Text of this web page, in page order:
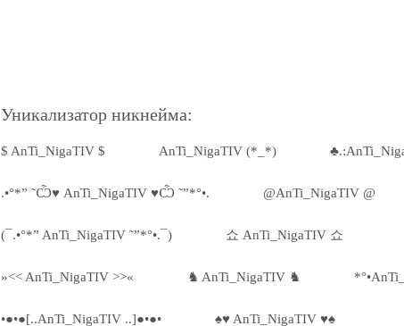
Уникализатор никнейма:
$ AnTi_NigaTIV $ AnTi_NigaTIV (*_*)
.•°*” ˜Ѽ♥ AnTi_NigaTIV ♥Ѽ ˜”*°•. @AnTi_NigaTIV @
(¯.•°*” AnTi_NigaTIV ˜”*°•.¯) 쇼 AnTi_NigaTIV 쇼
»<< AnTi_NigaTIV >>« ♞ AnTi_NigaTIV ♞
•●•●[..AnTi_NigaTIV ..]●•●• ♠♥ AnTi_NigaTIV ♥♠